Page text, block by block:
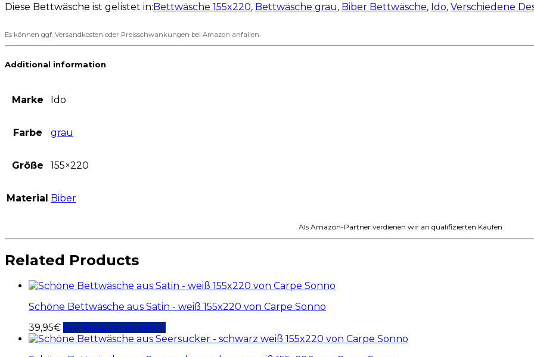
Diese Bettwäsche ist gelistet in:Bettwäsche 155x220, Bettwäsche grau, Biber Bettwäsche, Ido, Verschiedene
Es können ggf. Versandkosten oder Preisschwankungen bei Amazon anfallen.
Additional information
Marke Ido
Farbe grau
Größe 155×220
Material Biber
Als Amazon-Partner verdienen wir an qualifizierten Käufen
Related Products
Schöne Bettwäsche aus Satin - weiß 155x220 von Carpe Sonno
39,95€ Auf Amazon ansehen